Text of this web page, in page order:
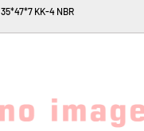
35*47*7 KK-4 NBR